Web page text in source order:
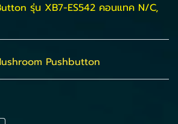
รุ่น XB7-ES542 คอนแทค N/C,
Pushbutton